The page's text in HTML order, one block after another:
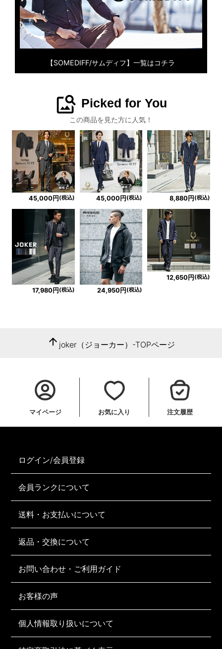
【SOMEDIFF/サムディフ】一覧はコチラ
image_search Picked for You
この商品を見た方に人気！
45,000円 (税込) 45,000円 (税込) 8,880円 (税込)
17,980円(税込) 24,950円(税込)
12,650円 (税込)
arrow_upward joker（ジョーカー）-TOPページ
マイページ お気に入り 注文履歴
ログイン/会員登録
会員ランクについて
送料・お支払いについて
返品・交換について
お問い合わせ・ご利用ガイド
お客様の声
個人情報取り扱いについて